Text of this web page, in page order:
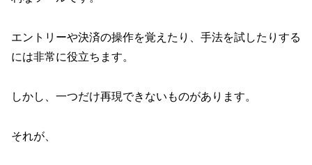
エントリーや決済の操作を覚えたり、手法を試したりする
には非常に役立ちます。
しかし、一つだけ再現できないものがあります。
それが、